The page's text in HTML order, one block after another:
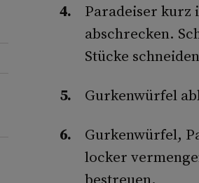
Paradeiser kurz
abschrecken.
Stücke
Gurkenwürfel
Gurkenwürfel,
locker